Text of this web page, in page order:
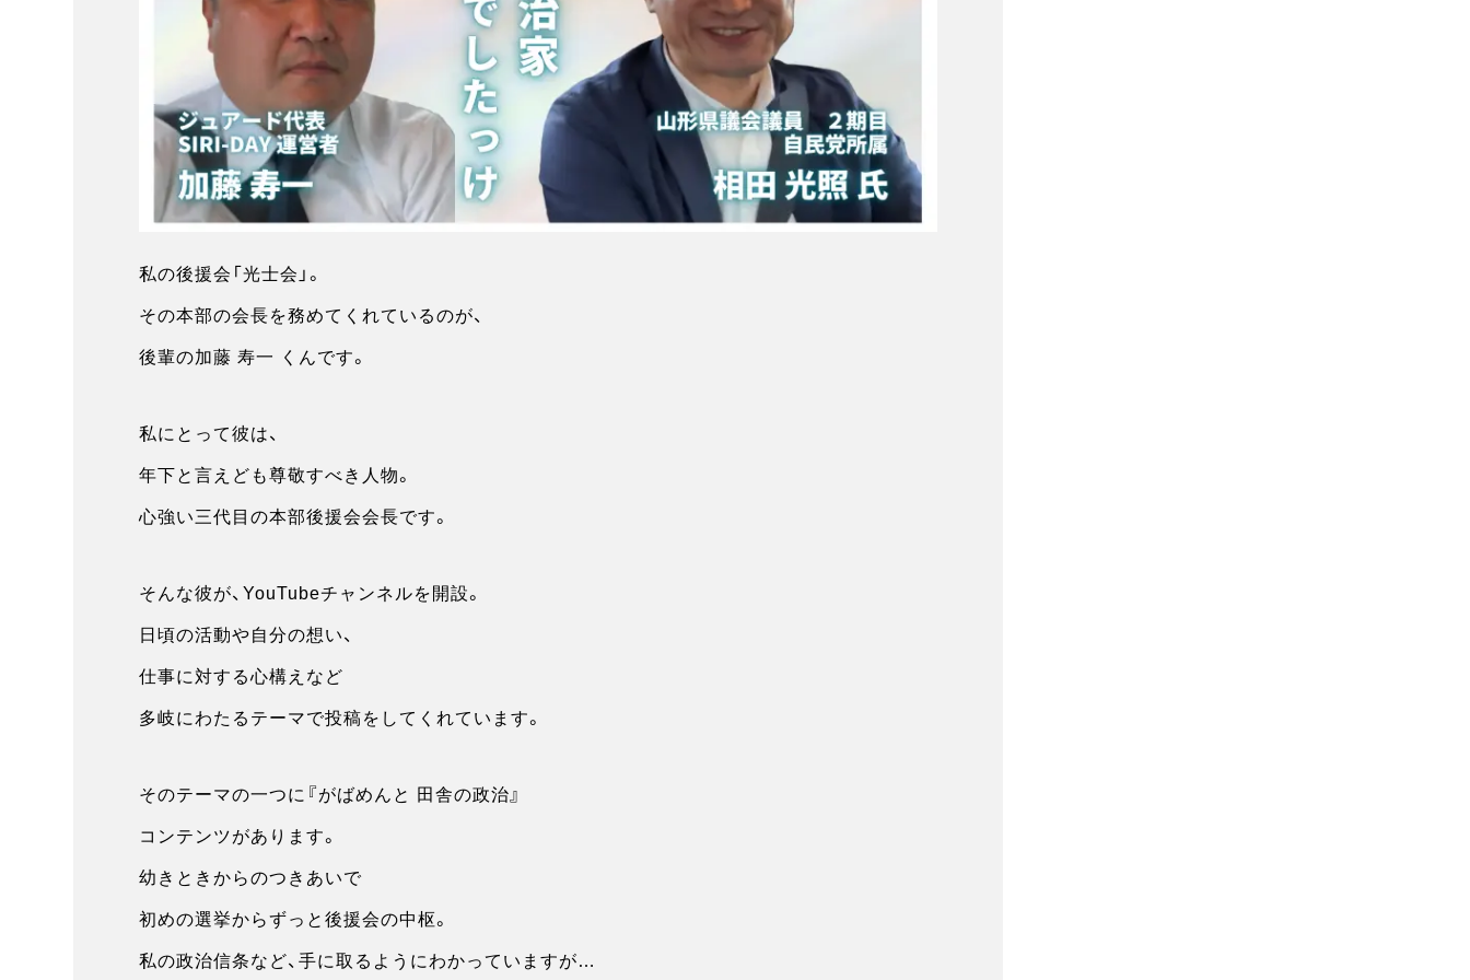
私の後援会「光士会」。
その本部の会長を務めてくれているのが、
後輩の加藤 寿一 くんです。
私にとって彼は、
年下と言えども尊敬すべき人物。
心強い三代目の本部後援会会長です。
そんな彼が、YouTubeチャンネルを開設。
日頃の活動や自分の想い、
仕事に対する心構えなど
多岐にわたるテーマで投稿をしてくれています。
そのテーマの一つに『がばめんと 田舎の政治』
コンテンツがあります。
幼きときからのつきあいで
初めの選挙からずっと後援会の中枢。
私の政治信条など、手に取るようにわかっていますが…